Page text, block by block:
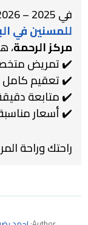
في 2025 – 2026، خدمة
للمسنين في
مركز الرحمة،
✔️ تمريض
✔️ تعقيم كامل
✔️ متابعة
✔️ أسعار
راحتك وراحة